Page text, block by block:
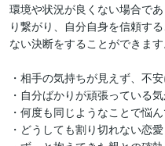
環境や状況が良くない場合で
り繋がり、自分自身を信頼す
ない決断をすることができます
・相手の気持ちが見えず、不
・自分ばかりが頑張っている
・何度も同じようなことで悩
・どうしても割り切れない恋愛